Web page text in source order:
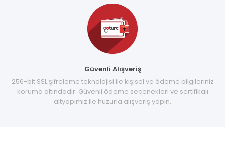
Güvenli Alışveriş
256-bit SSL şifreleme teknolojisi ile kişisel ve ödeme bilgileriniz
koruma altındadır. Güvenli ödeme seçenekleri ve sertifikalı
altyapımız ile huzurla alışveriş yapın.